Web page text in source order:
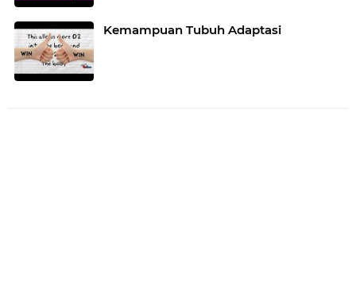
Kemampuan Tubuh Adaptasi